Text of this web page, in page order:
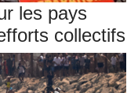
les pays
collectifs